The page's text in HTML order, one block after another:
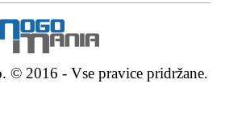
© 2016 - Vse pravice pridržane.